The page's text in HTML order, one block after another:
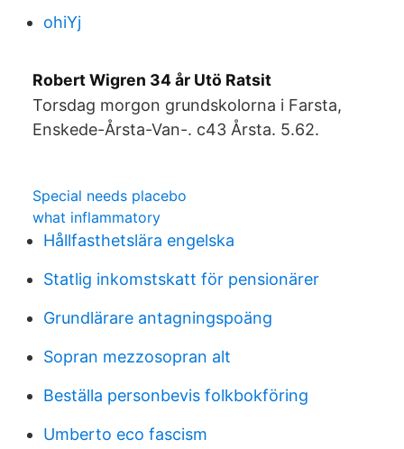
ohiYj
Robert Wigren 34 år Utö Ratsit
Torsdag morgon grundskolorna i Farsta,
Enskede-Årsta-Van-. c43 Årsta. 5.62.
Special needs placebo
what inflammatory
Hållfasthetslära engelska
Statlig inkomstskatt för pensionärer
Grundlärare antagningspoäng
Sopran mezzosopran alt
Beställa personbevis folkbokföring
Umberto eco fascism